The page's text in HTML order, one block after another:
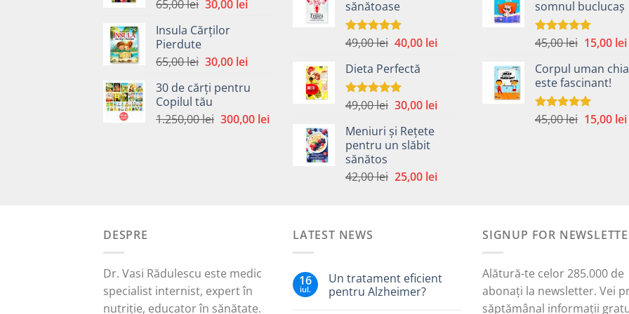
65,00lei Prețul
a
65,00 lei.
30,00 leiPrețul
Insula Cărților
Pierdute
65,00lei Prețul
a
fost:
65,00 lei.
30,00 leiPrețul
este:
30 de cărți pentru
Copilul tău
1.250,00lei Prețul
300,00 leiPrețul
300,00 lei.
fost:
59,00 lei.
sănătoase
Evaluat la
49,00lei Prețul
a
fost:
49,00 lei.
40,00 leiPrețul
Dieta Perfectă
Evaluat la
49,00lei Prețul
a
fost:
30,00 leiPrețul
Meniuri și Rețete
pentru un slăbit
sănătos
42,00lei Prețul
25,00 leiPrețul
fost:
59,00 lei.
somnul buclucaș
Evaluat la
45,00lei Prețul
a
fost:
45,00 lei.
15,00 lei
Corpul uman
este fascinant!
Evaluat la
45,00lei Prețul
15,00 lei
DESPRE
Dr. Vasi Rădulescu este medic
specialist internist, expert în
nutriție, educator în sănătate.
LATEST NEWS
16
iul.
Un tratament eficient
pentru Alzheimer?
SIGNUP FOR
Alătură-te celor 285.000 de
abonați la newsletter. Vei
săptămânal informații